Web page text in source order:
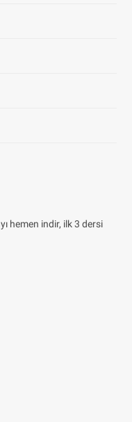
hemen indir, ilk 3 dersi